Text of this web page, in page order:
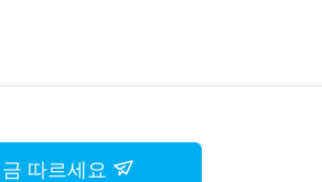
따르세요